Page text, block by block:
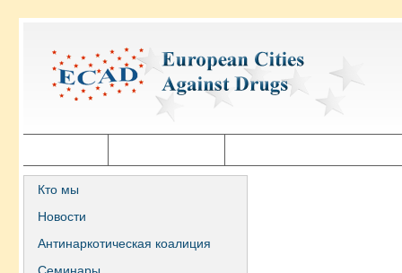
Кто мы
Новости
Антинаркотическая коалиция